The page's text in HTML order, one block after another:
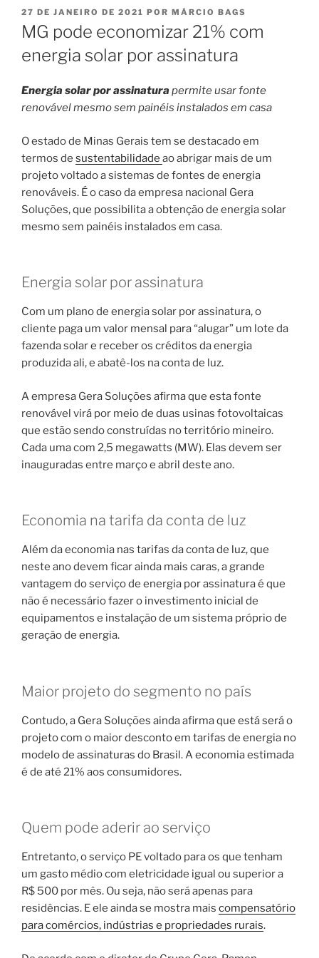
PUBLICADO
EM
27 DE JANEIRO DE 2021 POR MÁRCIO BAGS
MG pode economizar 21% com
energia solar por assinatura
Energia solar por assinatura permite usar fonte
renovável mesmo sem painéis instalados em casa
O estado de Minas Gerais tem se destacado em
termos de sustentabilidade ao abrigar mais de um
projeto voltado a sistemas de fontes de energia
renováveis. É o caso da empresa nacional Gera
Soluções, que possibilita a obtenção de energia solar
mesmo sem painéis instalados em casa.
Energia solar por assinatura
Com um plano de energia solar por assinatura, o
cliente paga um valor mensal para “alugar” um lote da
fazenda solar e receber os créditos da energia
produzida ali, e abatê-los na conta de luz.
A empresa Gera Soluções afirma que esta fonte
renovável virá por meio de duas usinas fotovoltaicas
que estão sendo construídas no território mineiro.
Cada uma com 2,5 megawatts (MW). Elas devem ser
inauguradas entre março e abril deste ano.
Economia na tarifa da conta de luz
Além da economia nas tarifas da conta de luz, que
neste ano devem ficar ainda mais caras, a grande
vantagem do serviço de energia por assinatura é que
não é necessário fazer o investimento inicial de
equipamentos e instalação de um sistema próprio de
geração de energia.
Maior projeto do segmento no país
Contudo, a Gera Soluções ainda afirma que está será o
projeto com o maior desconto em tarifas de energia no
modelo de assinaturas do Brasil. A economia estimada
é de até 21% aos consumidores.
Quem pode aderir ao serviço
Entretanto, o serviço PE voltado para os que tenham
um gasto médio com eletricidade igual ou superior a
R$ 500 por mês. Ou seja, não será apenas para
residências. E ele ainda se mostra mais compensatório
para comércios, indústrias e propriedades rurais.